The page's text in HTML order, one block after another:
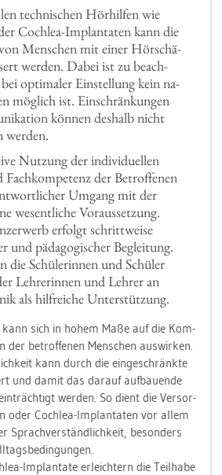
tech­ni­schen Hör­hil­fen wie
Co­ch­lea-Im­plan­ta­ten kann die
Men­schen mit einer Hör­schä­
wer­den. Dabei ist zu be­ach­
bei op­ti­ma­ler Ein­stel­lung kein na­
mög­lich ist. Ein­schrän­kun­gen
kön­nen des­halb nicht
wer­den.
Nut­zung der in­di­vi­du­el­len
der Be­trof­fe­nen
Um­gang mit der
we­sent­li­che Vor­aus­set­zung.
er­folgt schritt­wei­se
und päd­ago­gi­scher Be­glei­tung.
die Schü­le­rin­nen und Schü­ler
Leh­re­rin­nen und Leh­rer an
als hilf­rei­che Un­ter­stüt­zung.
kann sich in hohem Maße auf die Kom­
der be­trof­fe­nen Men­schen aus­wir­ken.
kann durch die ein­ge­schränk­te
und damit das dar­auf auf­bau­en­de
wer­den. So dient die Ver­sor­
oder Co­ch­lea-Im­plan­ta­ten vor allem
Sprach­ver­ständ­lich­keit, be­son­ders
Im­plan­ta­te er­leich­tern die Teil­ha­be